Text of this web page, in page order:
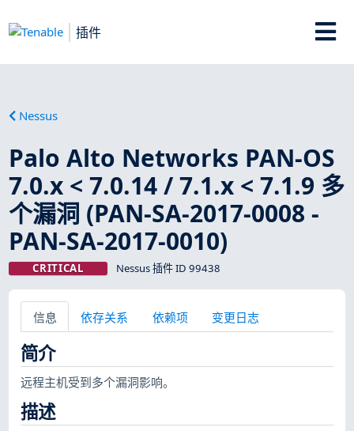
插件
Nessus
Palo Alto Networks PAN-OS
7.0.x < 7.0.14 / 7.1.x < 7.1.9 多
个漏洞 (PAN-SA-2017-0008 -
PAN-SA-2017-0010)
CRITICAL Nessus 插件 ID 99438
信息 依存关系 依赖项 变更日志
简介
远程主机受到多个漏洞影响。
描述